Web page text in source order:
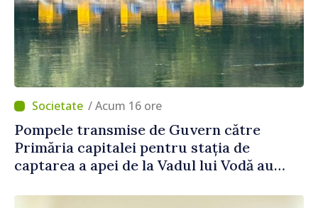
/ Acum 16 ore
Pompele transmise de Guvern către
Primăria capitalei pentru stația de
captarea a apei de la Vadul lui Vodă au